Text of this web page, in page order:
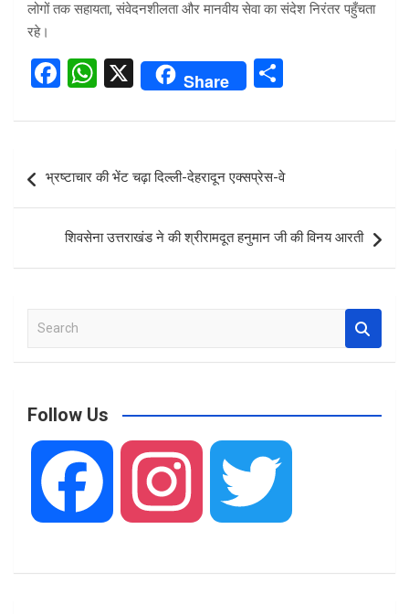
लोगों तक सहायता, संवेदनशीलता और मानवीय सेवा का संदेश निरंतर पहुँचता
रहे।
F
ce
o
o
k
W
at
s
A
p
p
X Share
ar
navigation
भ्रष्टाचार की भेंट चढ़ा दिल्ली-देहरादून एक्सप्रेस-वे
शिवसेना उत्तराखंड ने की श्रीरामदूत हनुमान जी की विनय आरती
a
c
Follow Us